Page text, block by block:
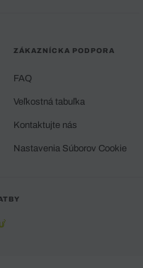
ZÁKAZNÍCKA PODPORA
FAQ
Veľkostná tabuľka
Kontaktujte nás
Nastavenia Súborov Cookie